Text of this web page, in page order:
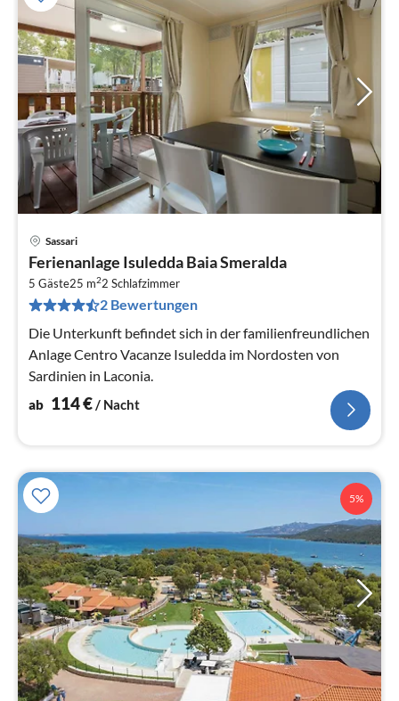
Sassari
Ferienanlage Isuledda Baia Smeralda
5 Gäste25 m22 Schlafzimmer
2 Bewertungen
Die Unterkunft befindet sich in der familienfreundlichen
Anlage Centro Vacanze Isuledda im Nordosten von
Sardinien in Laconia.
ab 114€/ Nacht
5%